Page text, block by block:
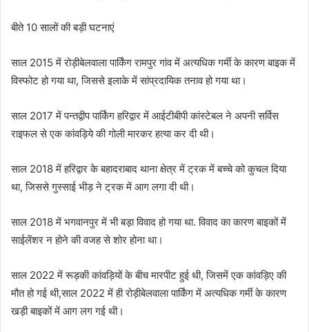
बीते 10 सालों की बड़ी घटनाएं
साल 2015 में रोड़ीबेलवाला पार्किंग रामपुर गांव में अत्यधिक गर्मी के कारण बाइक में
विस्फोट हो गया था, जिससे इलाके में सांप्रदायिक तनाव हो गया था।
साल 2017 में पन्तद्वीप पार्किंग हरिद्वार में आईटीबीपी कांस्टेबल ने अपनी सर्विस
राइफल से एक कांवड़िये की गोली मारकर हत्या कर दी थी।
साल 2018 में हरिद्वार के बहादराबाद थाना क्षेत्र में ट्रक में बच्चे को कुचल दिया
था, जिससे गुस्साई भीड़ ने ट्रक में आग लगा दी थी।
साल 2018 में भगवानपुर में भी बड़ा विवाद हो गया था. विवाद का कारण बाइकों में
साईलेंशर न होने की वजह से शोर होना था।
साल 2022 में रूड़की कांवड़ियों के बीच मारपीट हुई थी, जिसमें एक कांवड़िए की
मौत हो गई थी,साल 2022 में ही रोड़ीबेलवाला पार्किंग में अत्यधिक गर्मी के कारण
खड़ी बाइकों में आग लग गई थी।